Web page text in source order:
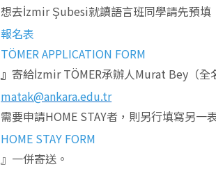
想去İzmirŞubesi就讀語言班同學請先預填
報名表
TÖMER APPLICATION FORM
』 寄給İzmir TÖMER承辦人Murat Bey （全
matak@ankara.edu.tr
需要申請HOME STAY者，則另行填寫另一
HOME STAY FORM
』一併寄送。